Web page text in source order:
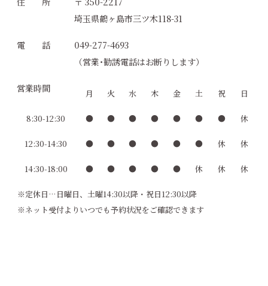
埼玉県鶴ヶ島市三ツ木118-31
電 話
049-277-4693
（営業･勧誘電話はお断りします）
営業時間 月 火 水 木 金 土 祝 日
8:30-12:30 ● ● ● ● ● ● ● 休
12:30-14:30 ● ● ● ● ● ● 休 休
14:30-18:00 ● ● ● ● ● 休 休 休
※定休日…日曜日、土曜14:30以降・祝日12:30以降
※ネット受付よりいつでも予約状況をご確認できます